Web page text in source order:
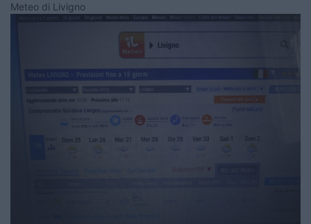
Meteo di Livigno